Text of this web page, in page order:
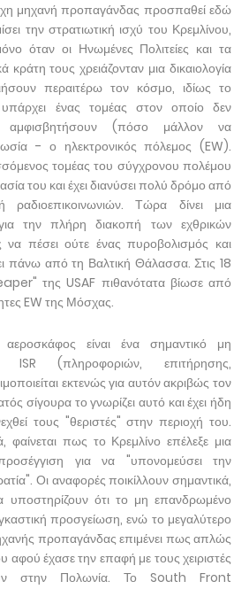
μηχανή προπαγάνδας προσπαθεί εδώ
την στρατιωτική ισχύ του Κρεμλίνου,
όταν οι Ηνωμένες Πολιτείες και τα
κράτη τους χρειάζονταν μια δικαιολογία
περαιτέρω τον κόσμο, ιδίως το
ένας τομέας στον οποίο δεν
(πόσο μάλλον να
- ο ηλεκτρονικός πόλεμος (EW).
τομέας του σύγχρονου πολέμου
του και έχει διανύσει πολύ δρόμο από
Τώρα δίνει μια
την πλήρη διακοπή των εχθρικών
να πέσει ούτε ένας πυροβολισμός και
πάνω από τη Βαλτική Θάλασσα. Στις 18
της USAF πιθανότατα βίωσε από
EW της Μόσχας.
είναι ένα σημαντικό μη
ISR (πληροφοριών, επιτήρησης,
εκτενώς για αυτόν ακριβώς τον
σίγουρα το γνωρίζει αυτό και έχει ήδη
τους "θεριστές" στην περιοχή του.
πως το Κρεμλίνο επέλεξε μια
προσέγγιση για να "υπονομεύσει την
Οι αναφορές ποικίλλουν σημαντικά,
υποστηρίζουν ότι το μη επανδρωμένο
προσγείωση, ενώ το μεγαλύτερο
προπαγάνδας επιμένει πως απλώς
αφού έχασε την επαφή με τους χειριστές
στην Πολωνία. Το South Front